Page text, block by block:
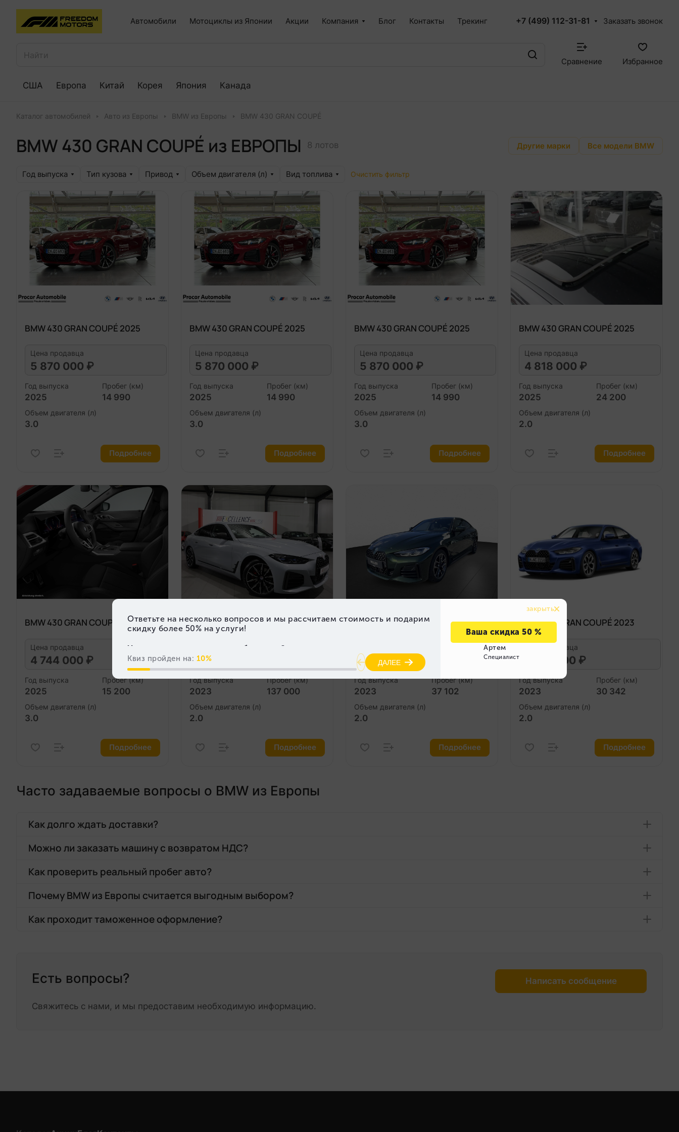
Автомобили Мотоциклы из Японии Акции Компания Блог Контакты Трекинг +7 (499) 112-31-81 Заказать звонок
Сравнение Избранное
США Европа Китай Корея Япония Канада
Каталог автомобилей Авто из Европы BMW из Европы BMW 430 GRAN COUPÉ
BMW 430 GRAN COUPÉ из ЕВРОПЫ 8 лотов Другие марки Все модели BMW
Год выпуска Тип кузова Привод Объем двигателя (л) Вид топлива Очистить фильтр
BMW 430 GRAN COUPÉ 2025
Цена продавца
5 870 000 ₽
Год выпуска
2025
Пробег (км)
14 990
Объем двигателя (л)
3.0
Подробнее
BMW 430 GRAN COUPÉ 2025
Цена продавца
5 870 000 ₽
Год выпуска
2025
Пробег (км)
14 990
Объем двигателя (л)
3.0
Подробнее
BMW 430 GRAN COUPÉ 2025
Цена продавца
5 870 000 ₽
Год выпуска
2025
Пробег (км)
14 990
Объем двигателя (л)
3.0
Подробнее
BMW 430 GRAN COUPÉ 2025
Цена продавца
4 818 000 ₽
Год выпуска
2025
Пробег (км)
24 200
Объем двигателя (л)
2.0
Подробнее
BMW 430 GRAN COUPÉ 2025
Цена продавца
4 744 000 ₽
Год выпуска
2025
Пробег (км)
15 200
Объем двигателя (л)
3.0
Подробнее
BMW 430 GRAN COUPÉ 2023
Цена продавца
3 303 000 ₽
Год выпуска
2023
Пробег (км)
137 000
Объем двигателя (л)
2.0
Подробнее
BMW 430 GRAN COUPÉ 2023
4 006 000 ₽
Год выпуска
2023
Пробег (км)
37 102
Объем двигателя (л)
2.0
Подробнее
BMW 430 GRAN COUPÉ 2023
Цена продавца
4 187 000 ₽
Год выпуска
2023
Пробег (км)
30 342
Объем двигателя (л)
2.0
Подробнее
Часто задаваемые вопросы о BMW из Европы
Как долго ждать доставки?
Можно ли заказать машину с возвратом НДС?
Как проверить реальный пробег авто?
Почему BMW из Европы считается выгодным выбором?
Как проходит таможенное оформление?
Есть вопросы?
Свяжитесь с нами, и мы предоставим необходимую информацию.
Написать сообщение